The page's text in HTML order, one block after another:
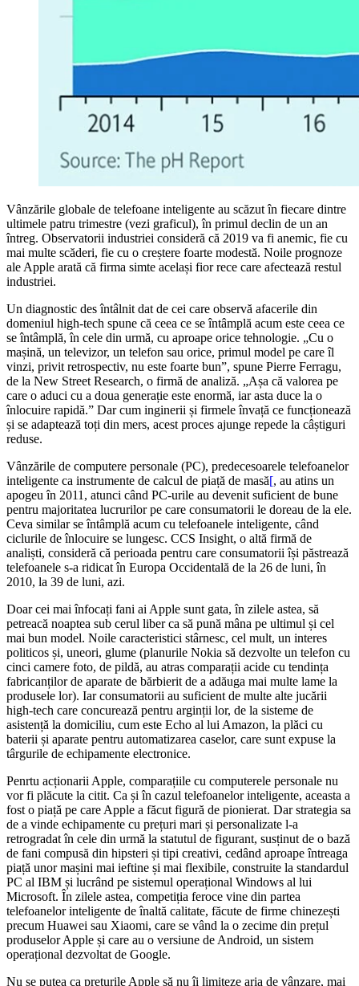
Vânzările globale de telefoane inteligente au scăzut în fiecare dintre
ultimele patru trimestre (vezi graficul), în primul declin de un an
întreg. Observatorii industriei consideră că 2019 va fi anemic, fie cu
mai multe scăderi, fie cu o creștere foarte modestă. Noile prognoze
ale Apple arată că firma simte același fior rece care afectează restul
industriei.
Un diagnostic des întâlnit dat de cei care observă afacerile din
domeniul high-tech spune că ceea ce se întâmplă acum este ceea ce
se întâmplă, în cele din urmă, cu aproape orice tehnologie. „Cu o
mașină, un televizor, un telefon sau orice, primul model pe care îl
vinzi, privit retrospectiv, nu este foarte bun”, spune Pierre Ferragu,
de la New Street Research, o firmă de analiză. „Așa că valorea pe
care o aduci cu a doua generație este enormă, iar asta duce la o
înlocuire rapidă.” Dar cum inginerii și firmele învață ce funcționează
și se adaptează toți din mers, acest proces ajunge repede la câștiguri
reduse.
Vânzările de computere personale (PC), predecesoarele telefoanelor
inteligente ca instrumente de calcul de piață de masă[, au atins un
apogeu în 2011, atunci când PC-urile au devenit suficient de bune
pentru majoritatea lucrurilor pe care consumatorii le doreau de la ele.
Ceva similar se întâmplă acum cu telefoanele inteligente, când
ciclurile de înlocuire se lungesc. CCS Insight, o altă firmă de
analiști, consideră că perioada pentru care consumatorii își păstrează
telefoanele s-a ridicat în Europa Occidentală de la 26 de luni, în
2010, la 39 de luni, azi.
Doar cei mai înfocați fani ai Apple sunt gata, în zilele astea, să
petreacă noaptea sub cerul liber ca să pună mâna pe ultimul și cel
mai bun model. Noile caracteristici stârnesc, cel mult, un interes
politicos și, uneori, glume (planurile Nokia să dezvolte un telefon cu
cinci camere foto, de pildă, au atras comparații acide cu tendința
fabricanților de aparate de bărbierit de a adăuga mai multe lame la
produsele lor). Iar consumatorii au suficient de multe alte jucării
high-tech care concurează pentru arginții lor, de la sisteme de
asistență la domiciliu, cum este Echo al lui Amazon, la plăci cu
baterii și aparate pentru automatizarea caselor, care sunt expuse la
târgurile de echipamente electronice.
Penrtu acționarii Apple, comparațiile cu computerele personale nu
vor fi plăcute la citit. Ca și în cazul telefoanelor inteligente, aceasta a
fost o piață pe care Apple a făcut figură de pionierat. Dar strategia sa
de a vinde echipamente cu prețuri mari și personalizate l-a
retrogradat în cele din urmă la statutul de figurant, susținut de o bază
de fani compusă din hipsteri și tipi creativi, cedând aproape întreaga
piață unor mașini mai ieftine și mai flexibile, construite la standardul
PC al IBM și lucrând pe sistemul operațional Windows al lui
Microsoft. În zilele astea, competiția feroce vine din partea
telefoanelor inteligente de înaltă calitate, făcute de firme chinezești
precum Huawei sau Xiaomi, care se vând la o zecime din prețul
produselor Apple și care au o versiune de Android, un sistem
operațional dezvoltat de Google.
Nu se putea ca prețurile Apple să nu îi limiteze aria de vânzare, mai